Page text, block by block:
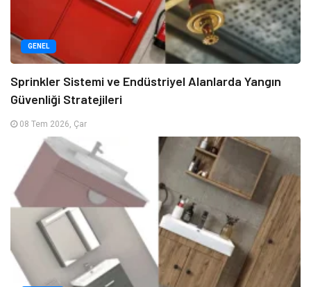
GENEL
Sprinkler Sistemi ve Endüstriyel Alanlarda Yangın
Güvenliği Stratejileri
08 Tem 2026, Çar